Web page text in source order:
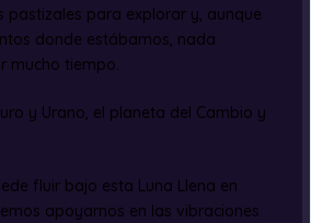
pastizales para explorar y, aunque
donde estábamos, nada
mucho tiempo.
y Urano, el planeta del Cambio y
fluir bajo esta Luna Llena en
apoyarnos en las vibraciones